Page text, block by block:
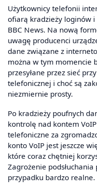
Użytkownicy telefonii
ofiarą kradzieży loginów i
BBC News. Na nową
uwagę producenci
dane związane z
można w tym momencie
przesyłane przez sieć
telefonicznej i choć są
niezmiernie prosty.
Po kradzieży poufnych
kontrolę nad kontem
telefoniczne za
konto VoIP jest jeszcze
które coraz chętniej
Zagrożenie
przypadku bardzo realne.